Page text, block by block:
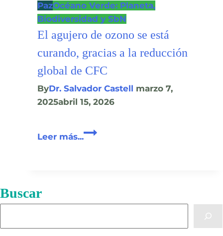
PazOcéano Verde: Planeta,
Biodiversidad y SbN
El agujero de ozono se está
curando, gracias a la reducción
global de CFC
ByDr. Salvador Castell marzo 7,
2025abril 15, 2026
Leer más...El
Buscar